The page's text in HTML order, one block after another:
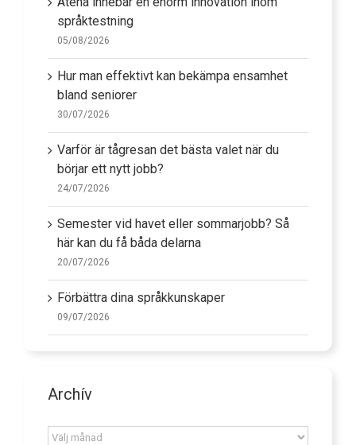
språktestning
05/08/2026
Hur man effektivt kan bekämpa ensamhet
bland seniorer
30/07/2026
Varför är tågresan det bästa valet när du
börjar ett nytt jobb?
24/07/2026
Semester vid havet eller sommarjobb? Så
här kan du få båda delarna
20/07/2026
Förbättra dina språkkunskaper
09/07/2026
Archív
Archív